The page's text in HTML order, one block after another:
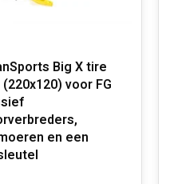
Big X tire
voor FG
en een